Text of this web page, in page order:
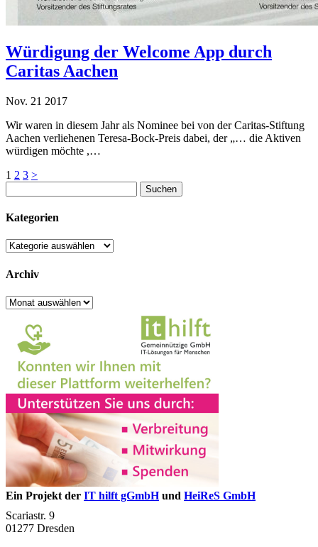
Würdigung der Welcome App durch
Caritas Aachen
Nov. 21 2017
Wir waren in diesem Jahr als Nominee bei von der Caritas-Stiftung
Aachen verliehenen Teresa-Bock-Preis dabei, der „… die Aktiven
würdigen möchte ,…
Seitennummerierung
der
Beiträge
1 2 3 >
nach:
Kategorien
Kategorien
Archiv
Archiv
Ein Projekt der IT hilft gGmbHund HeiReS GmbH
Scariastr. 9
01277 Dresden